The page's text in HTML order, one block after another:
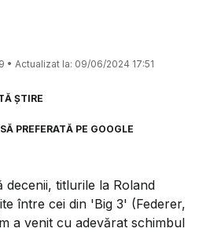
• Actualizat la: 09/06/2024 17:51
ȘTIRE
PREFERATĂ PE GOOGLE
decenii, titlurile la Roland
între cei din 'Big 3' (Federer,
a venit cu adevărat schimbul